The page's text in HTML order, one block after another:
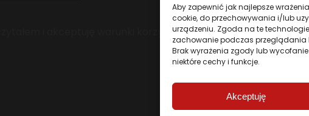
Aby zapewnić jak najlepsze
cookie, do przechowywania i/lub
urządzeniu. Zgoda na te
zachowanie podczas przeglądania
Brak wyrażenia zgody lub
niektóre cechy i funkcje.
Akceptuję
i akceptuję warunki korzystania z serwisu
Chcesz